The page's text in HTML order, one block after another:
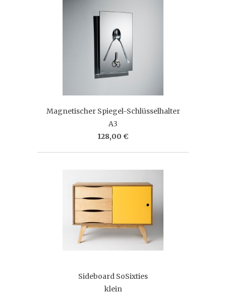
Magnetischer Spiegel-Schlüsselhalter
A3
128,00 €
Sideboard SoSixties
klein